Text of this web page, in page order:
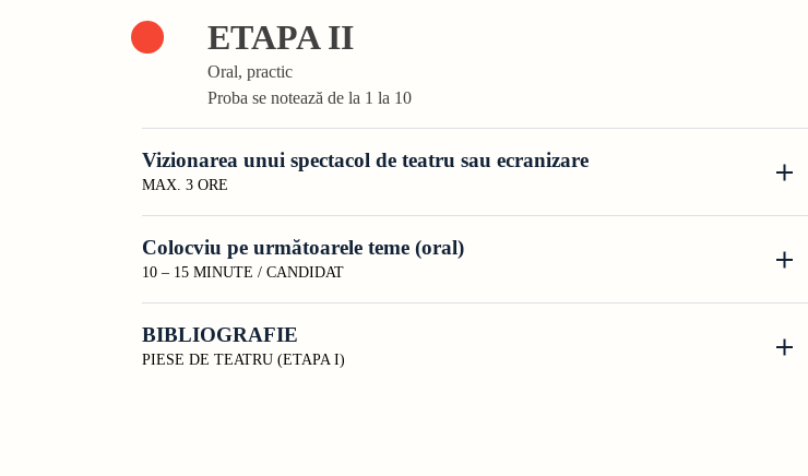
ETAPA II
Oral, practic
Proba se notează de la 1 la 10
Vizionarea unui spectacol de teatru sau ecranizare
MAX. 3 ORE
Colocviu pe următoarele teme (oral)
10 – 15 MINUTE / CANDIDAT
BIBLIOGRAFIE
PIESE DE TEATRU (ETAPA I)